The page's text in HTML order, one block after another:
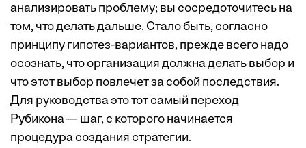
анализировать проблему; вы сосредоточитесь на
том, что делать дальше. Стало быть, согласно
принципу гипотез-вариантов, прежде всего надо
осознать, что организация должна делать выбор и
что этот выбор повлечет за собой последствия.
Для руководства это тот самый переход
Рубикона — шаг, с которого начинается
процедура создания стратегии.